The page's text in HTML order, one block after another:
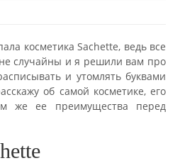
косметика Sachette, ведь все
случайны и я решили вам про
и утомлять буквами
об самой косметике, его
же ее преимущества перед